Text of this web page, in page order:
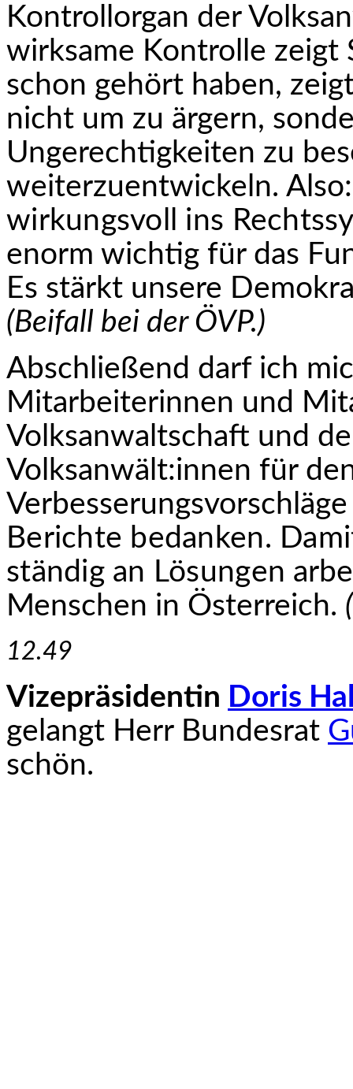
Kontrollorgan der
wirksame Kontrolle zeigt
schon gehört haben,
nicht um zu ärgern,
Ungerechtigkeiten zu
weiterzuentwickeln.
wirkungsvoll ins
enorm wichtig für das
Es stärkt unsere
(Beifall bei der ÖVP.)
Abschließend darf ich
Mitarbeiterinnen und
Volksanwaltschaft und
Volksanwält:innen für
Berichte bedanken.
ständig an Lösungen
Menschen in Österreich.
12.49
Vizepräsidentin Doris
gelangt Herr Bundesrat
schön.